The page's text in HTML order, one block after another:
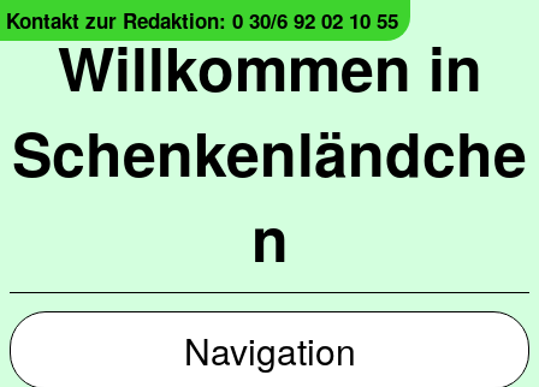
Willkommen in
Schenkenländche
n
Kontakt zur Redaktion: 0 30/6 92 02 10 55
Navigation